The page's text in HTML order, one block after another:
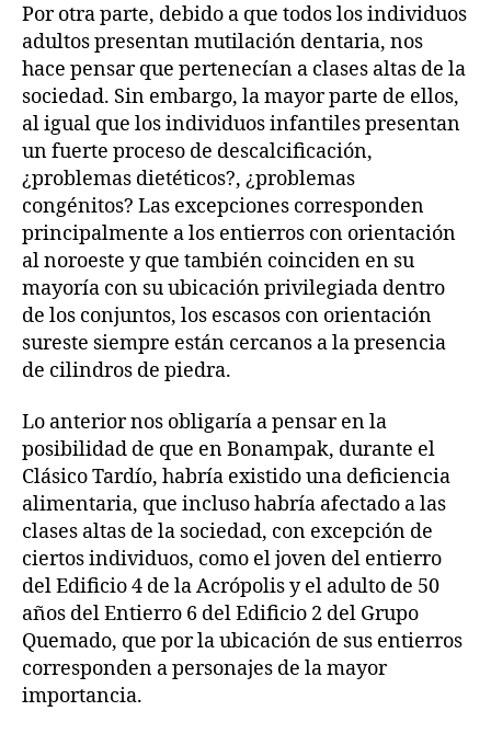
Por otra parte, debido a que todos los individuos
adultos presentan mutilación dentaria, nos
hace pensar que pertenecían a clases altas de la
sociedad. Sin embargo, la mayor parte de ellos,
al igual que los individuos infantiles presentan
un fuerte proceso de descalcificación,
¿problemas dietéticos?, ¿problemas
congénitos? Las excepciones corresponden
principalmente a los entierros con orientación
al noroeste y que también coinciden en su
mayoría con su ubicación privilegiada dentro
de los conjuntos, los escasos con orientación
sureste siempre están cercanos a la presencia
de cilindros de piedra.
Lo anterior nos obligaría a pensar en la
posibilidad de que en Bonampak, durante el
Clásico Tardío, habría existido una deficiencia
alimentaria, que incluso habría afectado a las
clases altas de la sociedad, con excepción de
ciertos individuos, como el joven del entierro
del Edificio 4 de la Acrópolis y el adulto de 50
años del Entierro 6 del Edificio 2 del Grupo
Quemado, que por la ubicación de sus entierros
corresponden a personajes de la mayor
importancia.